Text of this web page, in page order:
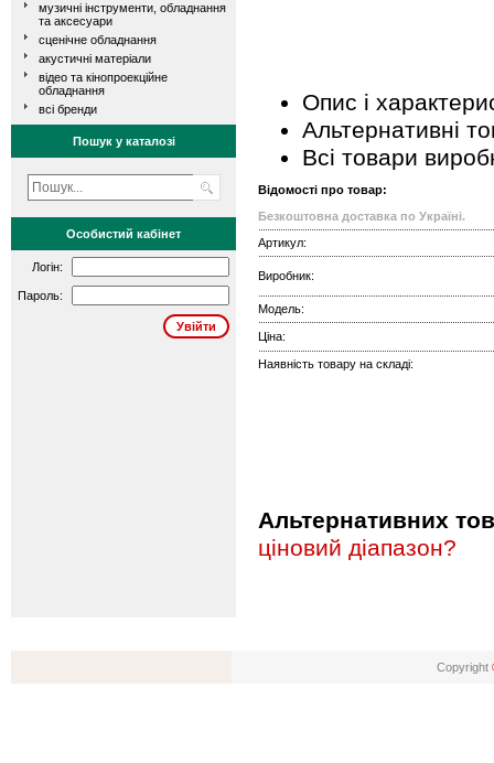
музичні інструменти, обладнання
та аксесуари
сценічне обладнання
акустичні матеріали
відео та кінопроекційне
обладнання
всі бренди
Пошук у каталозі
Особистий кабінет
Логін:
Пароль:
Опис і
Альтернативні
Всі товари
Відомості про товар:
Безкоштовна доставка по Україні.
Артикул:
Виробник:
Модель:
Ціна:
Наявність товару на складі:
Альтернативних
ціновий діапазон?
Copyright